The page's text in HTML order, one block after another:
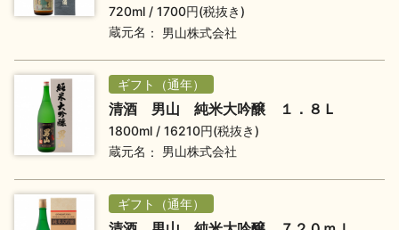
地酒用語集 地酒解体新書
お楽しみコンテンツ
720ml
1700円(税抜き)
蔵元名
男山株式会社
ギフト（通年）
清酒 男山 純米大吟醸 １．８Ｌ
1800ml
16210円(税抜き)
蔵元名
男山株式会社
ギフト（通年）